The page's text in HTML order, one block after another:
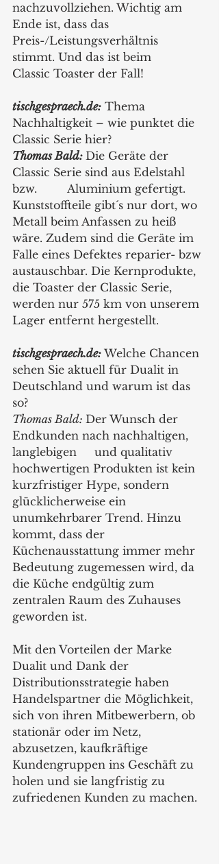
nachzuvollziehen. Wichtig am
Ende ist, dass das
Preis-/Leistungsverhältnis
stimmt. Und das ist beim
Classic Toaster der Fall!
tischgespraech.de: Thema
Nachhaltigkeit – wie punktet die
Classic Serie hier?
Thomas Bald: Die Geräte der
Classic Serie sind aus Edelstahl
bzw. 	Aluminium gefertigt.
Kunststoffteile gibt´s nur dort, wo
Metall beim Anfassen zu heiß
wäre. Zudem sind die Geräte im
Falle eines Defektes reparier- bzw
austauschbar. Die Kernprodukte,
die Toaster der Classic Serie,
werden nur 575 km von unserem
Lager entfernt hergestellt.
tischgespraech.de: Welche Chancen
sehen Sie aktuell für Dualit in
Deutschland und warum ist das
so?
Thomas Bald: Der Wunsch der
Endkunden nach nachhaltigen,
langlebigen 	und qualitativ
hochwertigen Produkten ist kein
kurzfristiger Hype, sondern
glücklicherweise ein
unumkehrbarer Trend. Hinzu
kommt, dass der
Küchenausstattung immer mehr
Bedeutung zugemessen wird, da
die Küche endgültig zum
zentralen Raum des Zuhauses
geworden ist.
Mit den Vorteilen der Marke
Dualit und Dank der
Distributionsstrategie haben
Handelspartner die Möglichkeit,
sich von ihren Mitbewerbern, ob
stationär oder im Netz,
abzusetzen, kaufkräftige
Kundengruppen ins Geschäft zu
holen und sie langfristig zu
zufriedenen Kunden zu machen.